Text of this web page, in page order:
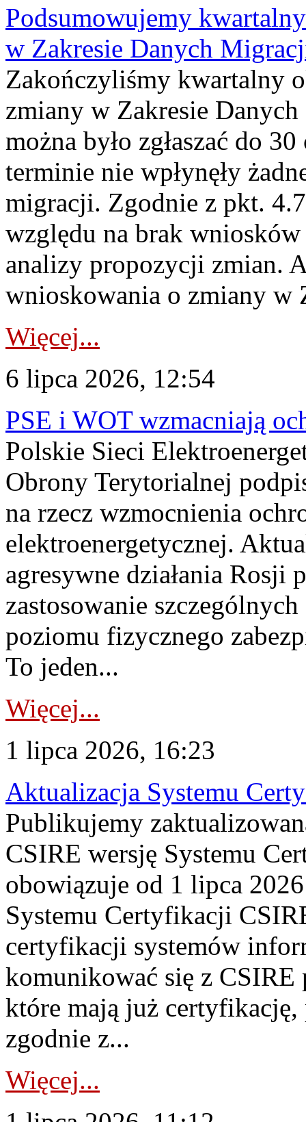
Podsumowujemy
w Zakresie Danych
Zakończyliśmy kwartalny
zmiany w Zakresie
można było zgłaszać do
terminie nie wpłynęły
migracji. Zgodnie z pkt.
względu na brak
analizy propozycji zmian.
wnioskowania o zmiany w
Więcej...
6 lipca 2026, 12:54
PSE i WOT wzmacniają
Polskie Sieci
Obrony Terytorialnej
na rzecz wzmocnienia
elektroenergetycznej.
agresywne działania Rosji
zastosowanie
poziomu fizycznego
To jeden...
Więcej...
1 lipca 2026, 16:23
Aktualizacja Systemu
Publikujemy
CSIRE wersję Systemu
obowiązuje od 1 lipca
Systemu Certyfikacji
certyfikacji systemów
komunikować się z
które mają już
zgodnie z...
Więcej...